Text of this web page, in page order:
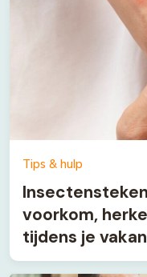
Tips & hulp
voorkom,
tijdens je